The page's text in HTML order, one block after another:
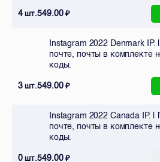
4шт.549.00₽
Instagram 2022 Denmark
почте, почты в комплекте
коды.
3шт.549.00₽
Instagram 2022 Canada IP.
почте, почты в комплекте
коды.
0шт.549.00₽